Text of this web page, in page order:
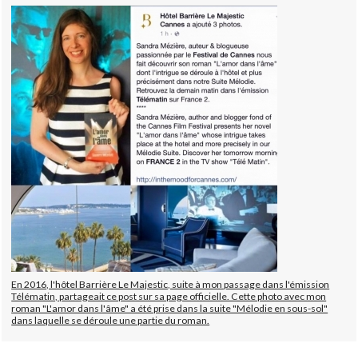
En 2016, l'hôtel Barrière Le Majestic, suite à mon passage dans l'émission
Télématin, partageait ce post sur sa page officielle. Cette photo avec mon
roman "L'amor dans l'âme" a été prise dans la suite "Mélodie en sous-sol"
dans laquelle se déroule une partie du roman.